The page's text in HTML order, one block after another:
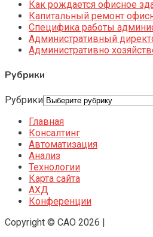
Как рождается офисное
Капитальный ремонт
Специфика работы
Административный
Административно
Рубрики
Рубрики
Главная
Консалтинг
Автоматизация
Анализ
Технологии
Карта сайта
АХД
Конференции
Copyright © CAO 2026